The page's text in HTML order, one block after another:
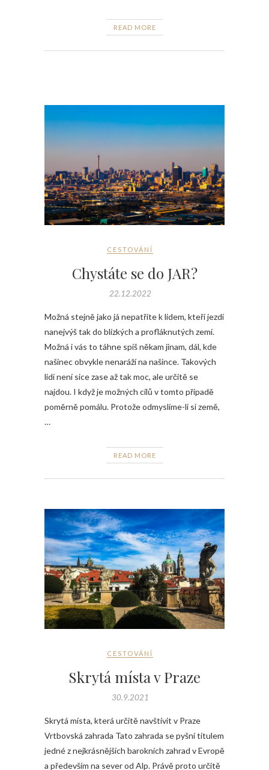
READ MORE
CESTOVÁNÍ
Chystáte se do JAR?
22.12.2022
Možná stejně jako já nepatříte k lidem, kteří jezdí
nanejvýš tak do blízkých a profláknutých zemí.
Možná i vás to táhne spíš někam jinam, dál, kde
našinec obvykle nenaráží na našince. Takových
lidí není sice zase až tak moc, ale určitě se
najdou. I když je možných cílů v tomto případě
poměrně pomálu. Protože odmyslíme-li si země,
…
READ MORE
CESTOVÁNÍ
Skrytá místa v Praze
30.9.2021
Skrytá místa, která určitě navštívit v Praze
Vrtbovská zahrada Tato zahrada se pyšní titulem
jedné z nejkrásnějších barokních zahrad v Evropě
a především na sever od Alp. Právě proto určitě